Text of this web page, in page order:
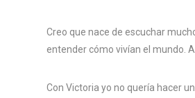
Creo que nace de escuchar
entender cómo vivían el mundo.
Con Victoria yo no quería hacer